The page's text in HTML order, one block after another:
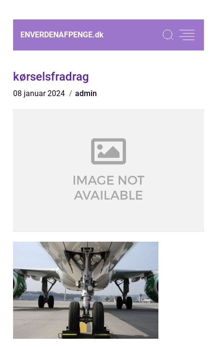
ENVERDENAFPENGE.dk
kørselsfradrag
08 januar 2024 admin